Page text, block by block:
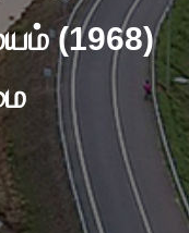
(1968)